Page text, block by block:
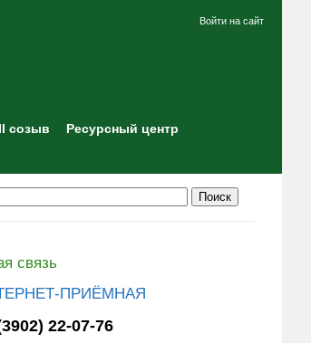
Войти на сайт
созыв
Ресурсный центр
связь
ПРИЁМНАЯ
22-07-76